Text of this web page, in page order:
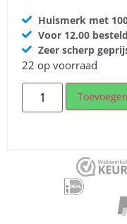
Huismerk met
Voor 12.00
Zeer scherp
22 op voorraad